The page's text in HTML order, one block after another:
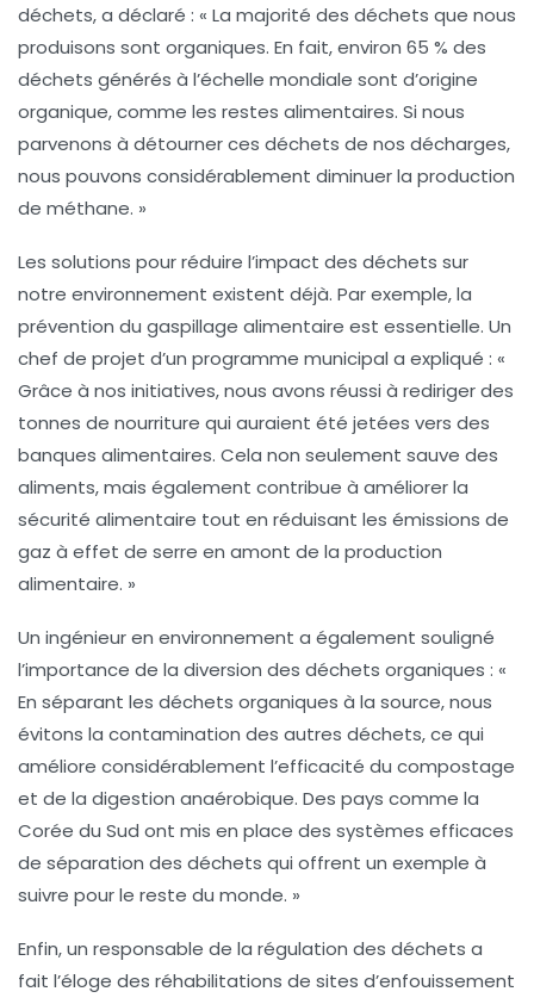
déchets, a déclaré : « La majorité des déchets que nous
produisons sont organiques. En fait, environ 65 % des
déchets générés à l’échelle mondiale sont d’origine
organique, comme les restes alimentaires. Si nous
parvenons à détourner ces déchets de nos décharges,
nous pouvons considérablement diminuer la production
de méthane. »
Les solutions pour réduire l’impact des déchets sur
notre environnement existent déjà. Par exemple, la
prévention du gaspillage alimentaire est essentielle. Un
chef de projet d’un programme municipal a expliqué : «
Grâce à nos initiatives, nous avons réussi à rediriger des
tonnes de nourriture qui auraient été jetées vers des
banques alimentaires. Cela non seulement sauve des
aliments, mais également contribue à améliorer la
sécurité alimentaire tout en réduisant les émissions de
gaz à effet de serre en amont de la production
alimentaire. »
Un ingénieur en environnement a également souligné
l’importance de la diversion des déchets organiques : «
En séparant les déchets organiques à la source, nous
évitons la contamination des autres déchets, ce qui
améliore considérablement l’efficacité du compostage
et de la digestion anaérobique. Des pays comme la
Corée du Sud ont mis en place des systèmes efficaces
de séparation des déchets qui offrent un exemple à
suivre pour le reste du monde. »
Enfin, un responsable de la régulation des déchets a
fait l’éloge des réhabilitations de sites d’enfouissement